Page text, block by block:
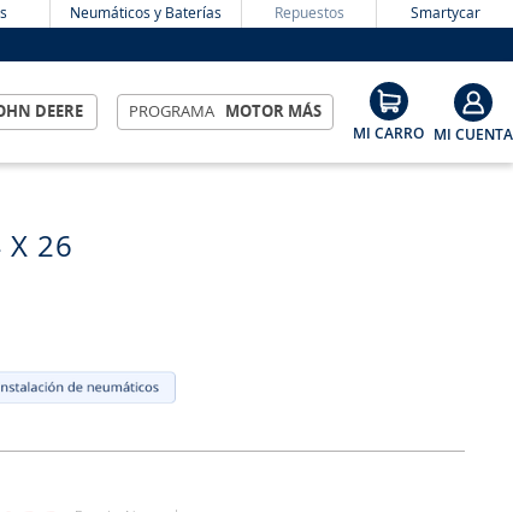
Neumáticos y Baterías Repuestos Smartycar
DEERE PROGRAMA MOTOR MÁS
X 26